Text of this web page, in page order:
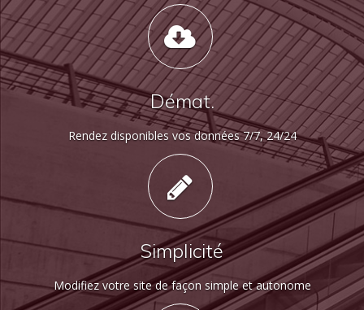
Démat.
Rendez disponibles vos données 7/7, 24/24
Simplicité
Modifiez votre site de façon simple et autonome